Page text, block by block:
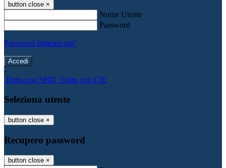
button close ×
Nome Utente
Password
Password dimenticata?
-
Entra con SPID Entra con CIE
Seleziona utente
button close ×
Recupero password
button close ×